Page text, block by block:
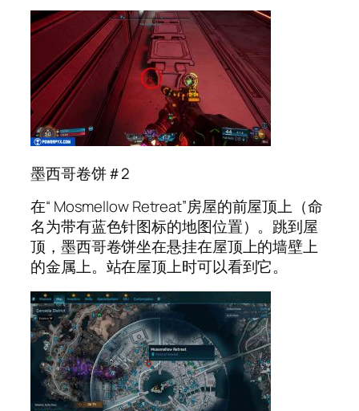
墨西哥卷饼＃2
在“ Mosmellow Retreat”房屋的前屋顶上（命
名为带有蓝色针图标的地图位置）。跳到屋
顶，墨西哥卷饼坐在悬挂在屋顶上的墙壁上
的金属上。站在屋顶上时可以看到它。